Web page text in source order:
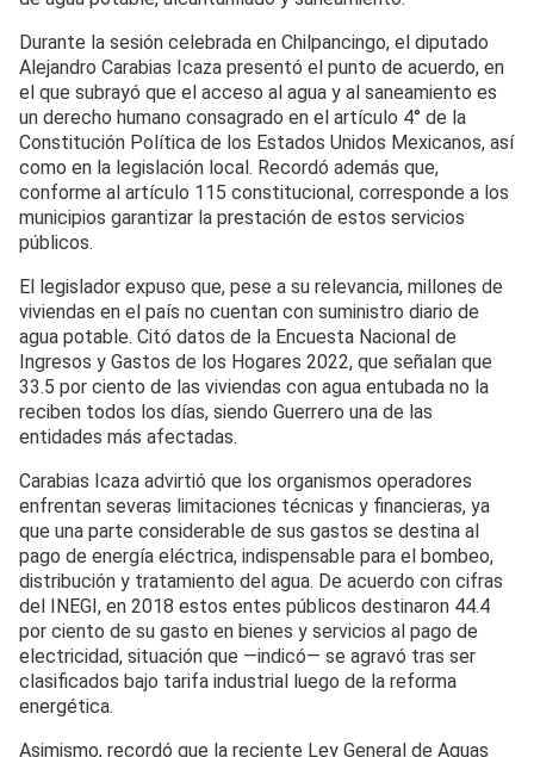
Durante la sesión celebrada en Chilpancingo, el diputado
Alejandro Carabias Icaza presentó el punto de acuerdo, en
el que subrayó que el acceso al agua y al saneamiento es
un derecho humano consagrado en el artículo 4° de la
Constitución Política de los Estados Unidos Mexicanos, así
como en la legislación local. Recordó además que,
conforme al artículo 115 constitucional, corresponde a los
municipios garantizar la prestación de estos servicios
públicos.
El legislador expuso que, pese a su relevancia, millones de
viviendas en el país no cuentan con suministro diario de
agua potable. Citó datos de la Encuesta Nacional de
Ingresos y Gastos de los Hogares 2022, que señalan que
33.5 por ciento de las viviendas con agua entubada no la
reciben todos los días, siendo Guerrero una de las
entidades más afectadas.
Carabias Icaza advirtió que los organismos operadores
enfrentan severas limitaciones técnicas y financieras, ya
que una parte considerable de sus gastos se destina al
pago de energía eléctrica, indispensable para el bombeo,
distribución y tratamiento del agua. De acuerdo con cifras
del INEGI, en 2018 estos entes públicos destinaron 44.4
por ciento de su gasto en bienes y servicios al pago de
electricidad, situación que —indicó— se agravó tras ser
clasificados bajo tarifa industrial luego de la reforma
energética.
Asimismo, recordó que la reciente Ley General de Aguas